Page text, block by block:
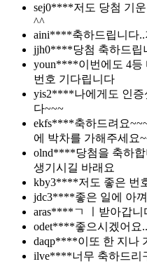
sej0****저도 당첨 기
^^
aini****축하드립니다
jjh0****당첨 축하드립
youn****이번에도 4등
번호 기다립니다
yis2****나에게도 인증
다~~~
ekfs****축하드려요
에 박차를 가해주세요
olnd****당첨을 축하
생기시길 바래요
kby3****저도 좋은 번
jdc3****좋은 일에 아
aras****ㄱ ㅣ받아갑니
odet****좋으시겠어요
daqp****이또 한 지나
ilve****너무 축하드리